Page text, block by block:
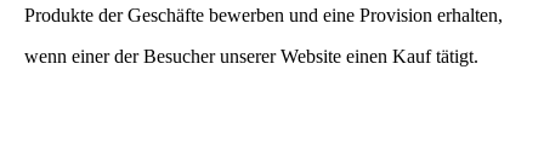
Produkte der Geschäfte bewerben und eine Provision erhalten,
wenn einer der Besucher unserer Website einen Kauf tätigt.